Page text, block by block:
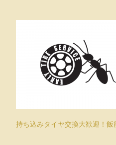
持ち込みタイヤ交換大歓迎！